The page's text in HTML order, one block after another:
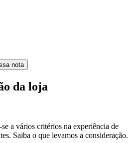
nota
da loja
a vários critérios na experiência de
Saiba o que levamos a consideração.